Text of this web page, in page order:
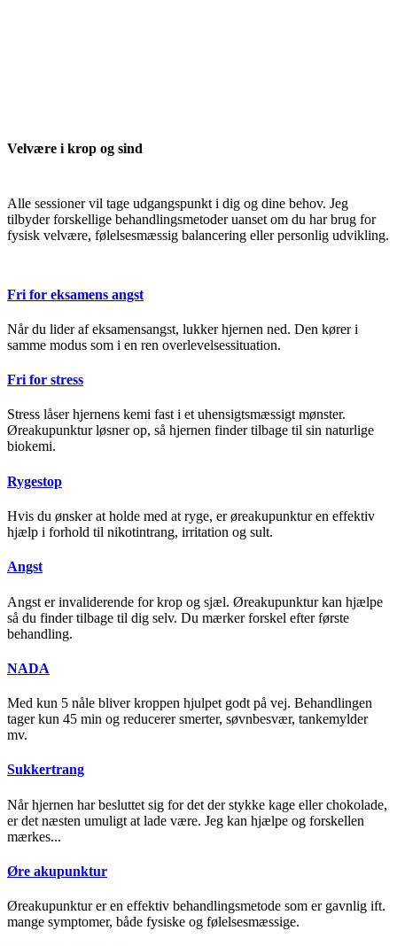
Velvære i krop og sind
Alle sessioner vil tage udgangspunkt i dig og dine behov. Jeg
tilbyder forskellige behandlingsmetoder uanset om du har brug for
fysisk velvære, følelsesmæssig balancering eller personlig udvikling.
Fri for eksamens angst
Når du lider af eksamensangst, lukker hjernen ned. Den kører i
samme modus som i en ren overlevelsessituation.
Fri for stress
Stress låser hjernens kemi fast i et uhensigtsmæssigt mønster.
Øreakupunktur løsner op, så hjernen finder tilbage til sin naturlige
biokemi.
Rygestop
Hvis du ønsker at holde med at ryge, er øreakupunktur en effektiv
hjælp i forhold til nikotintrang, irritation og sult.
Angst
Angst er invaliderende for krop og sjæl. Øreakupunktur kan hjælpe
så du finder tilbage til dig selv. Du mærker forskel efter første
behandling.
NADA
Med kun 5 nåle bliver kroppen hjulpet godt på vej. Behandlingen
tager kun 45 min og reducerer smerter, søvnbesvær, tankemylder
mv.
Sukkertrang
Når hjernen har besluttet sig for det der stykke kage eller chokolade,
er det næsten umuligt at lade være. Jeg kan hjælpe og forskellen
mærkes...
Øre akupunktur
Øreakupunktur er en effektiv behandlingsmetode som er gavnlig ift.
mange symptomer, både fysiske og følelsesmæssige.